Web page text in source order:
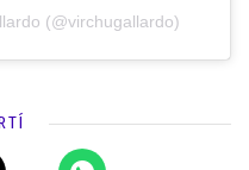
(@virchugallardo)